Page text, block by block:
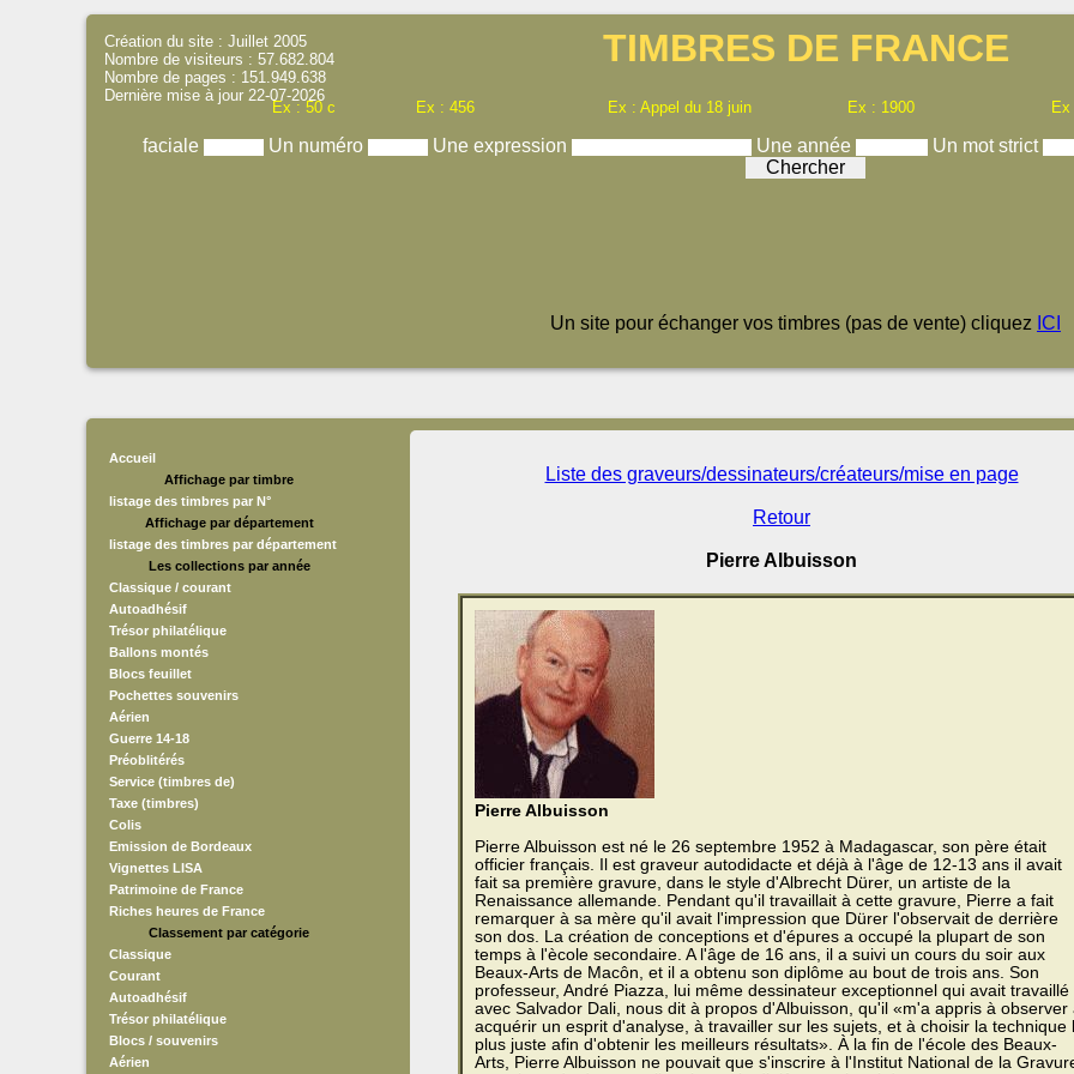
TIMBRES DE FRANCE
Ex : 50 c Ex : 456 Ex : Appel du 18 juin Ex : 1900
faciale Un numéro Une expression Une année Un mot strict
Création du site : Juillet 2005
Nombre de visiteurs : 57.682.804
Nombre de pages : 151.949.638
Dernière mise à jour 22-07-2026
Un site pour échanger vos timbres (pas de vente) cliquez ICI
Accueil
Affichage par timbre
listage des timbres par N°
Affichage par département
listage des timbres par département
Les collections par année
Classique / courant
Autoadhésif
Trésor philatélique
Ballons montés
Blocs feuillet
Pochettes souvenirs
Aérien
Guerre 14-18
Préoblitérés
Service (timbres de)
Taxe (timbres)
Colis
Emission de Bordeaux
Vignettes LISA
Patrimoine de France
Riches heures de France
Classement par catégorie
Classique
Courant
Autoadhésif
Trésor philatélique
Blocs / souvenirs
Aérien
Liste des graveurs/dessinateurs/créateurs/mise en page
Retour
Pierre Albuisson
Pierre Albuisson
Pierre Albuisson est né le 26 septembre 1952 à Madagascar, son père était
officier français. Il est graveur autodidacte et déjà à l'âge de 12-13 ans il avait
fait sa première gravure, dans le style d'Albrecht Dürer, un artiste de la
Renaissance allemande. Pendant qu'il travaillait à cette gravure, Pierre a fait
remarquer à sa mère qu'il avait l'impression que Dürer l'observait de derrière
son dos. La création de conceptions et d'épures a occupé la plupart de son
temps à l'ècole secondaire. A l'âge de 16 ans, il a suivi un cours du soir aux
Beaux-Arts de Macôn, et il a obtenu son diplôme au bout de trois ans. Son
professeur, André Piazza, lui même dessinateur exceptionnel qui avait travaillé
avec Salvador Dali, nous dit à propos d'Albuisson, qu'il «m'a appris à observer
acquérir un esprit d'analyse, à travailler sur les sujets, et à choisir la technique
plus juste afin d'obtenir les meilleurs résultats». À la fin de l'école des Beaux-
Arts, Pierre Albuisson ne pouvait que s'inscrire à l'Institut National de la